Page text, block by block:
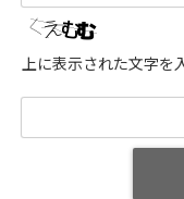
上に表示された文字を